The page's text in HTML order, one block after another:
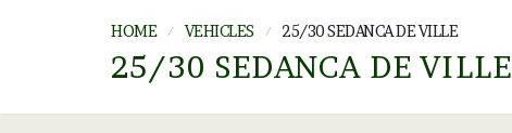
HOME VEHICLES 25/30 SEDANCA DE VILLE
25/30 SEDANCA DE VILLE